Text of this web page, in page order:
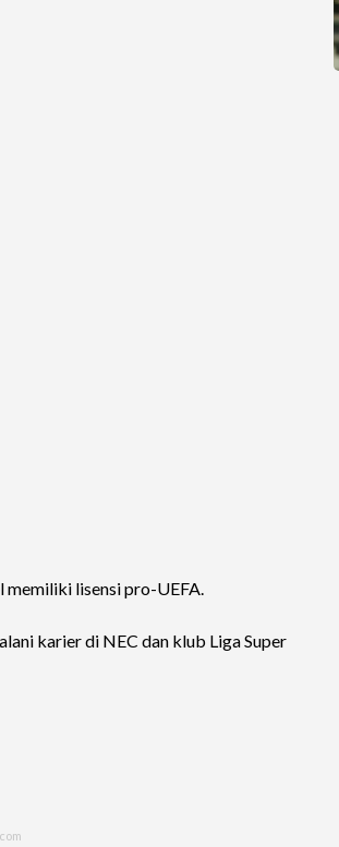
memiliki lisensi pro-UEFA.
karier di NEC dan klub Liga Super